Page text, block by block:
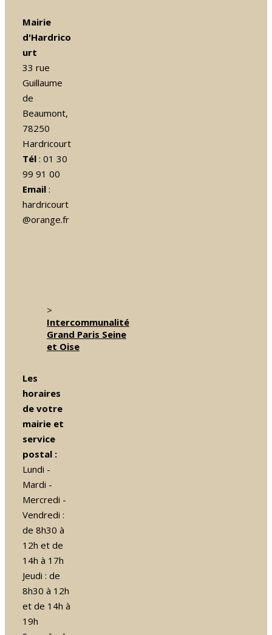
Mairie
d'Hardrico
urt
33 rue
Guillaume
de
Beaumont,
78250
Hardricourt
Tél : 01 30
99 91 00
Email :
hardricourt
@orange.fr
>
Intercommunalité
Grand Paris Seine
et Oise
Les
horaires
de votre
mairie et
service
postal :
Lundi -
Mardi -
Mercredi -
Vendredi :
de 8h30 à
12h et de
14h à 17h
Jeudi : de
8h30 à 12h
et de 14h à
19h